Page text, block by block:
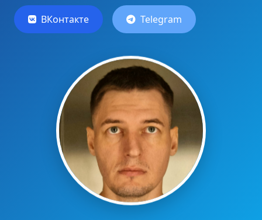
ВКонтакте Telegram